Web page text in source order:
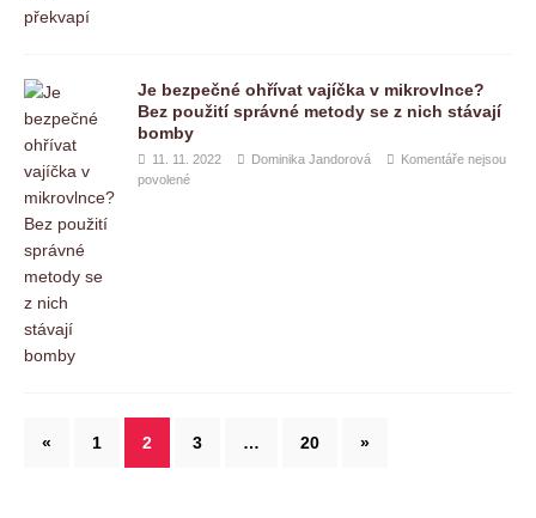
Je bezpečné ohřívat vajíčka v mikrovlnce?
Bez použití správné metody se z nich stávají
bomby
11. 11. 2022 Dominika Jandorová
Komentáře nejsou
povolené
« 1 2 3 … 20 »